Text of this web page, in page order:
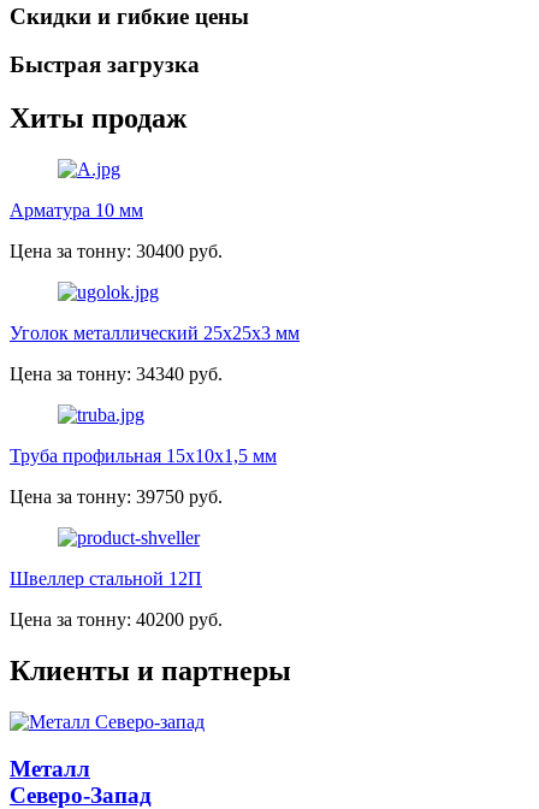
Скидки и гибкие цены
Быстрая загрузка
Хиты продаж
Арматура 10 мм
Цена за тонну: 30400 руб.
Уголок металлический 25х25х3 мм
Цена за тонну: 34340 руб.
Труба профильная 15х10х1,5 мм
Цена за тонну: 39750 руб.
Швеллер стальной 12П
Цена за тонну: 40200 руб.
Клиенты и партнеры
Металл
Северо-Запад